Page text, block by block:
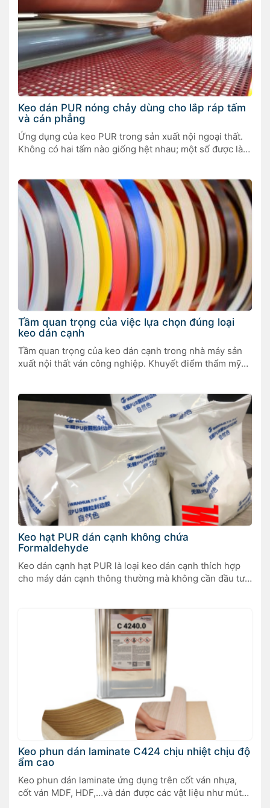
Keo dán PUR nóng chảy dùng cho lắp ráp tấm
và cán phẳng
Ứng dụng của keo PUR trong sản xuất nội ngoại thất.
Không có hai tấm nào giống hệt nhau; một số được làm
thương mại hoặc trang bị nội […]
Tầm quan trọng của việc lựa chọn đúng loại
keo dán cạnh
Tầm quan trọng của keo dán cạnh trong nhà máy sản
xuất nội thất ván công nghiệp. Khuyết điểm thẩm mỹ
giai đoạn hoàn thiện. Nhưng đó không phải là tất […]
Keo hạt PUR dán cạnh không chứa
Formaldehyde
Keo dán cạnh hạt PUR là loại keo dán cạnh thích hợp
cho máy dán cạnh thông thường mà không cần đầu tư
đường line và keo PUR. Nó được gọi là keo dán cạnh
hạt PUR không đường line. Nó không giống như keo
PUR dạng rắn phản ứng với độ ẩm mà có yêu cầu về
môi trường và cần có hệ thống phủ keo PUR chuyên
dụng. Nó giải quyết các vấn đề khi sử dụng keo PUR
trong đồ nội thất dạng tấm như các bước vận hành
phức tạp, khả năng chịu thấp, dễ gây ra các vấn đề bảo
trì thiết bị và hậu mãi cũng như bị ảnh hưởng bởi môi
trường vào mùa đông.
Keo phun dán laminate C424 chịu nhiệt chịu độ
ẩm cao
Keo phun dán laminate ứng dụng trên cốt ván nhựa,
cốt ván MDF, HDF,…và dán được các vật liệu như mút